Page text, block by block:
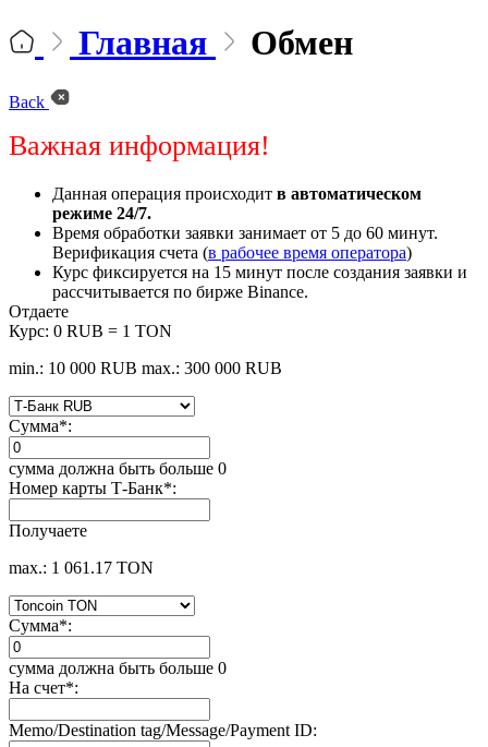
Главная Обмен
Back
Важная информация!
Данная операция происходит в автоматическом
режиме 24/7.
Время обработки заявки занимает от 5 до 60 минут.
Верификация счета (в рабочее время оператора)
Курc фиксируется на 15 минут после создания заявки и
рассчитывается по бирже Binance.
Отдаете
Курс: 0 RUB = 1 TON
min.: 10 000 RUB max.: 300 000 RUB
Сумма*:
сумма должна быть больше 0
Номер карты Т-Банк*:
Получаете
max.: 1 061.17 TON
Сумма*:
сумма должна быть больше 0
На счет*:
Memo/Destination tag/Message/Payment ID: